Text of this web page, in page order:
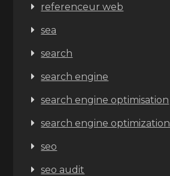
referenceur web
sea
search
search engine
search engine optimisation
search engine optimization
seo
seo audit